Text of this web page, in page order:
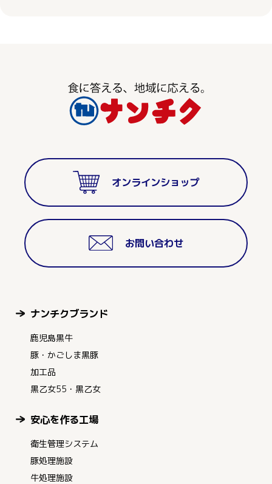
オンラインショップ
お問い合わせ
ナンチクブランド
鹿児島黒牛
豚・かごしま黒豚
加工品
黒乙女55・黒乙女
安心を作る工場
衛生管理システム
豚処理施設
牛処理施設